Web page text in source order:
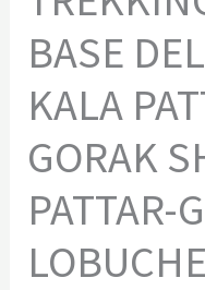
BASE
KALA
GORAK
PATTAR-